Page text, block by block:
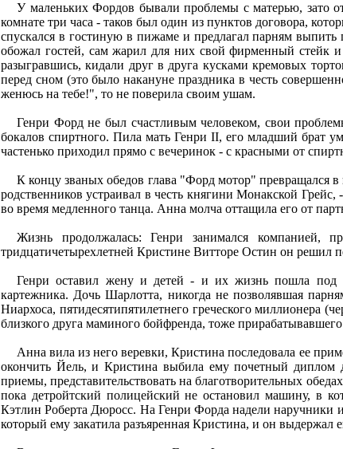
У маленьких Фордов бывали проблемы с матерью, зато
комнате три часа - таков был один из пунктов договора,
спускался в гостиную в пижаме и предлагал парням
обожал гостей, сам жарил для них свой фирменный стейк
разыгравшись, кидали друг в друга кусками кремовых
перед сном (это было накануне праздника в честь
женюсь на тебе!", то не поверила своим ушам.
Генри Форд не был счастливым человеком, свои
бокалов спиртного. Пила мать Генри II, его младший брат
частенько приходил прямо с вечеринок - с красными от
К концу званых обедов глава "Форд мотор" превращался
родственников устраивал в честь княгини Монакской
во время медленного танца. Анна молча оттащила его от
Жизнь продолжалась: Генри занимался компанией,
тридцатичетырехлетней Кристине Витторе Остин он решил
Генри оставил жену и детей - и их жизнь пошла под
картежника. Дочь Шарлотта, никогда не позволявшая
Ниархоса, пятидесятипятилетнего греческого миллионера
близкого друга маминого бойфренда, тоже
Анна вила из него веревки, Кристина последовала ее
окончить Йель, и Кристина выбила ему почетный диплом
приемы, представительствовать на благотворительных
пока детройтский полицейский не остановил машину, в
Кэтлин Роберта Дюросс. На Генри Форда надели наручники
который ему закатила разъяренная Кристина, и он выдержал